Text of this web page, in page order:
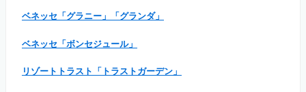
ベネッセ「グラニー」「グランダ」
ベネッセ「ボンセジュール」
リゾートトラスト「トラストガーデン」